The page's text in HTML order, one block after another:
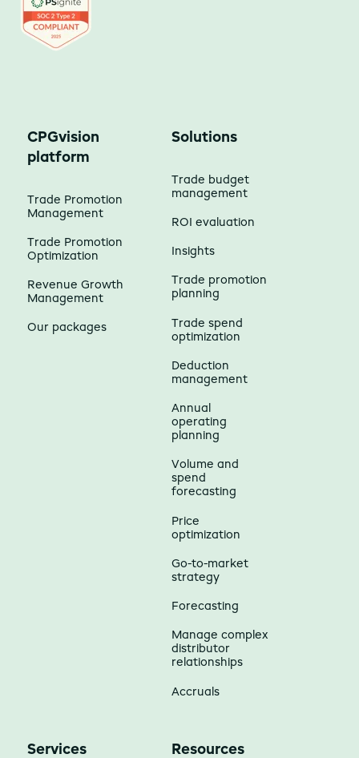
CPGvision
platform
Trade Promotion
Management
Trade Promotion
Optimization
Revenue Growth
Management
Our packages
Solutions
Trade budget
management
ROI evaluation
Insights
Trade promotion
planning
Trade spend
optimization
Deduction
management
Annual
operating
planning
Volume and
spend
forecasting
Price
optimization
Go-to-market
strategy
Forecasting
Manage complex
distributor
relationships
Accruals
Services Resources